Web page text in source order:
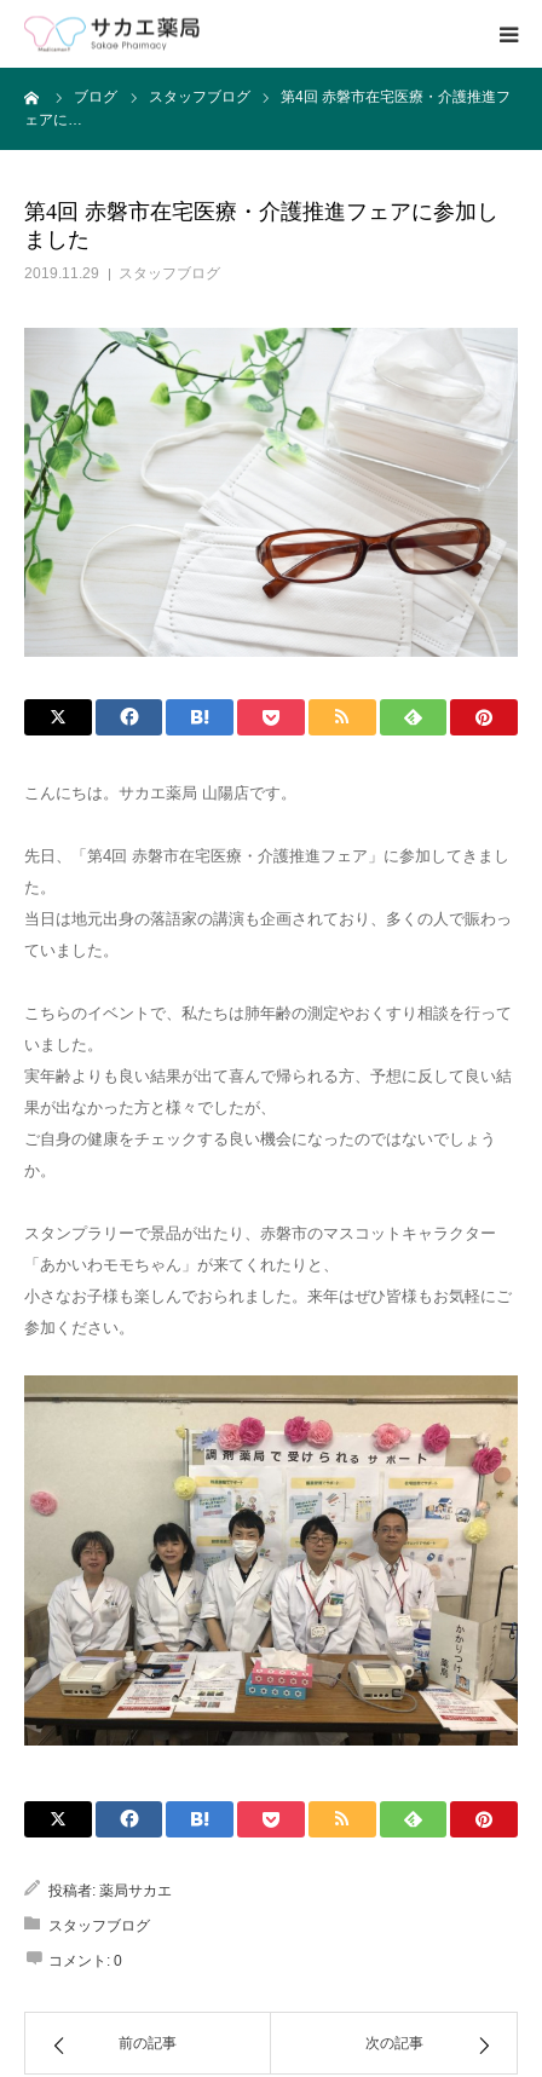
ブログ スタッフブログ
第4回 赤磐市在宅医療・介護推進フ
ェアに…
第4回 赤磐市在宅医療・介護推進フェアに参加し
ました
2019.11.29 スタッフブログ
こんにちは。サカエ薬局 山陽店です。
先日、「第4回 赤磐市在宅医療・介護推進フェア」に参加してきまし
た。
当日は地元出身の落語家の講演も企画されており、多くの人で賑わっ
ていました。
こちらのイベントで、私たちは肺年齢の測定やおくすり相談を行って
いました。
実年齢よりも良い結果が出て喜んで帰られる方、予想に反して良い結
果が出なかった方と様々でしたが、
ご自身の健康をチェックする良い機会になったのではないでしょう
か。
スタンプラリーで景品が出たり、赤磐市のマスコットキャラクター
「あかいわモモちゃん」が来てくれたりと、
小さなお子様も楽しんでおられました。来年はぜひ皆様もお気軽にご
参加ください。
投稿者: 薬局サカエ
スタッフブログ
コメント: 0
前の記事 次の記事
ホーム
求人募集
ブログ
お問い合わせ